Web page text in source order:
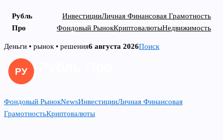
Рубль
Про
ИнвестицииЛичная Финансовая Грамотность
Фондовый РынокКриптовалютыНедвижимость
Skip
content
Деньги • рынок • решения6 августа 2026Поиск
Фондовый РынокNewsИнвестицииЛичная Финансовая
ГрамотностьКриптовалюты